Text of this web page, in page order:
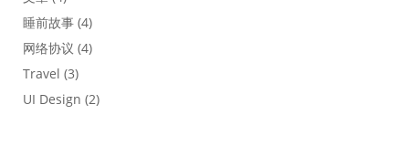
睡前故事 (4)
网络协议 (4)
Travel (3)
UI Design (2)